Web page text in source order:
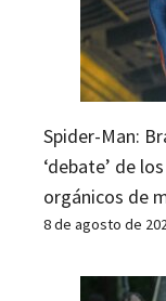
Spider-Man:
‘debate’ de
orgánicos de
8 de agosto de